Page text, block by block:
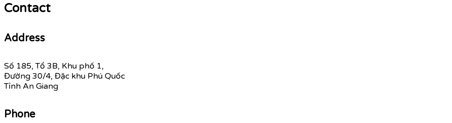
Contact
Address
Số 185, Tổ 3B, Khu phố 1,
Đường 30/4, Đặc khu Phú Quốc
Tỉnh An Giang
Phone